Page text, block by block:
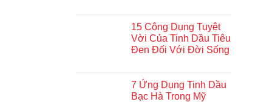
15 Công Dụng Tuyệt
Vời Của Tinh Dầu Tiêu
Đen Đối Với Đời Sống
7 Ứng Dụng Tinh Dầu
Bạc Hà Trong Mỹ